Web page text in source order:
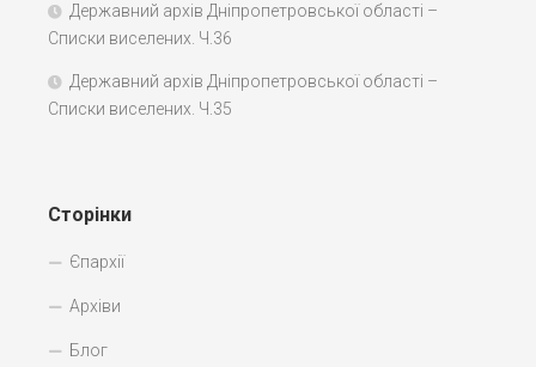
Державний архів Дніпропетровської області –
Списки виселених. Ч.36
Державний архів Дніпропетровської області –
Списки виселених. Ч.35
Сторінки
Єпархії
Архіви
Блог